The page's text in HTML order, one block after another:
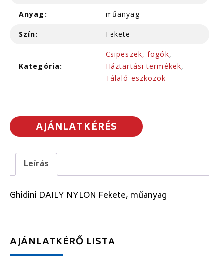
Anyag: műanyag
Szín: Fekete
Kategória:
Csipeszek, fogók,
Háztartási termékek,
Tálaló eszközök
AJÁNLATKÉRÉS
Leírás
Ghidini DAILY NYLON Fekete, műanyag
AJÁNLATKÉRŐ LISTA